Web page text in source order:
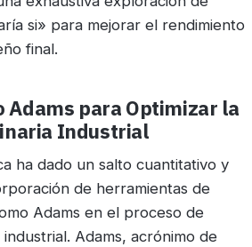
si» para mejorar el rendimiento
final.
para Optimizar la
Industrial
ha dado un salto cuantitativo y
de herramientas de
Adams en el proceso de
Adams, acrónimo de